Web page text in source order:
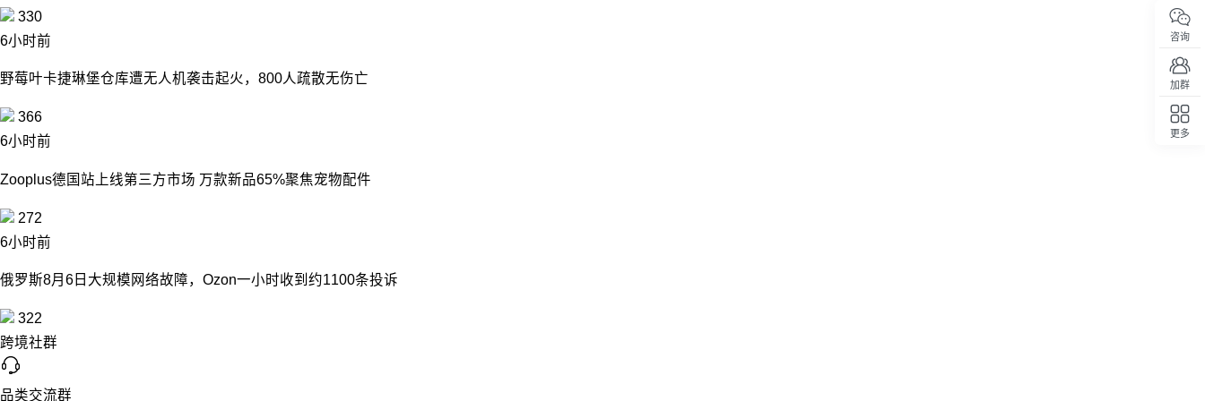
330
6小时前
野莓叶卡捷琳堡仓库遭无人机袭击起火，800人疏散无伤亡
366
6小时前
Zooplus德国站上线第三方市场 万款新品65%聚焦宠物配件
272
6小时前
俄罗斯8月6日大规模网络故障，Ozon一小时收到约1100条投诉
322
跨境社群
品类交流群
咨询
加群
更多